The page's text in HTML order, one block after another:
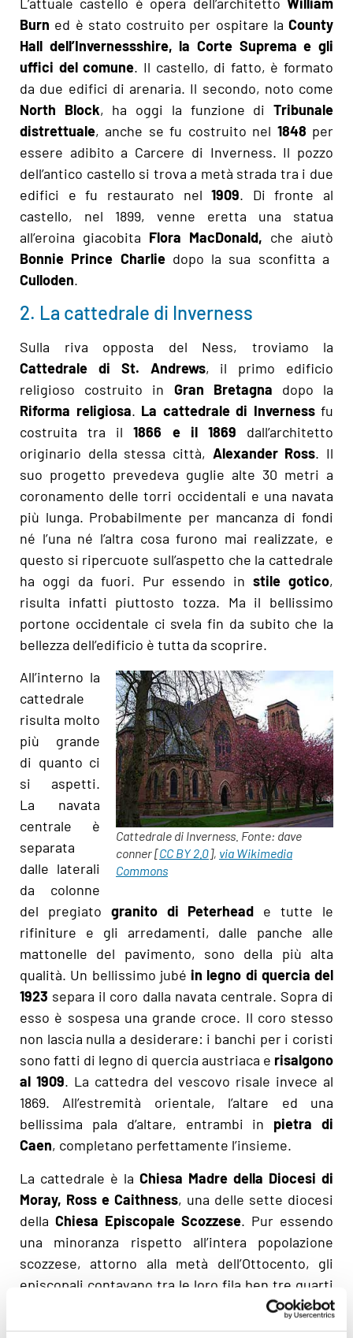
Burn ed è stato costruito per ospitare la County
Hall dell’Invernessshire, la Corte Suprema e gli
uffici del comune. Il castello, di fatto, è formato
da due edifici di arenaria. Il secondo, noto come
North Block, ha oggi la funzione diTribunale
distrettuale, anche se fu costruito nel 1848 per
essere adibito a Carcere di Inverness. Il pozzo
dell’antico castello si trova a metà strada tra i due
edifici e fu restaurato nel1909. Di fronte al
castello, nel 1899, venne eretta una statua
all’eroina giacobita Flora MacDonald, che aiutò
Bonnie Prince Charlie dopo la sua sconfitta a
Culloden.
2. La cattedrale di Inverness
Sulla riva opposta del Ness, troviamo la
Cattedrale di St. Andrews, il primo edificio
religioso costruito in Gran Bretagna dopo la
Riforma religiosa. La cattedrale di Invernessfu
costruita tra il1866 e il 1869 dall’architetto
originario della stessa città, Alexander Ross. Il
suo progetto prevedeva guglie alte 30 metri a
coronamento delle torri occidentali e una navata
più lunga. Probabilmente per mancanza di fondi
né l’una né l’altra cosa furono mai realizzate, e
questo si ripercuote sull’aspetto che la cattedrale
ha oggi da fuori. Pur essendo in stile gotico,
risulta infatti piuttosto tozza. Ma il bellissimo
portone occidentale ci svela fin da subito che la
bellezza dell’edificio è tutta da scoprire.
Cattedrale di Inverness. Fonte: dave
conner [CC BY 2.0], via Wikimedia
Commons
All’interno la
cattedrale
risulta molto
più grande
di quanto ci
si aspetti.
La navata
centrale è
separata
dalle laterali
da colonne
del pregiato granito di Peterhead e tutte le
rifiniture e gli arredamenti, dalle panche alle
mattonelle del pavimento, sono della più alta
qualità. Un bellissimo jubé in legno di quercia del
1923 separa il coro dalla navata centrale. Sopra di
esso è sospesa una grande croce. Il coro stesso
non lascia nulla a desiderare: i banchi per i coristi
sono fatti di legno di quercia austriaca e risalgono
al 1909. La cattedra del vescovo risale invece al
1869. All’estremità orientale, l’altare ed una
bellissima pala d’altare, entrambi in pietra di
Caen, completano perfettamente l’insieme.
La cattedrale è la Chiesa Madre della Diocesi di
Moray, Ross e Caithness, una delle sette diocesi
della Chiesa Episcopale Scozzese. Pur essendo
una minoranza rispetto all’intera popolazione
scozzese, attorno alla metà dell’Ottocento, gli
episcopali contavano tra le loro fila ben tre quarti
dei proprietari terrieri scozzesi. Questo perché
molti dei loro figli venivano educati in Inghilterra.